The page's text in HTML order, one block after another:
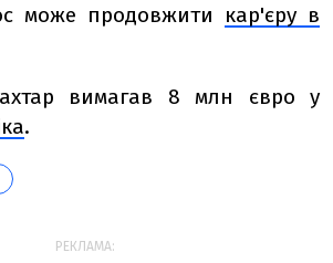
може продовжити кар'єру в
вимагав 8 млн євро у
.
РЕКЛАМА: